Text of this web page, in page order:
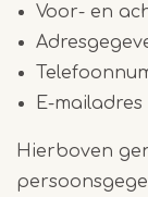
Voor- en
E-mailadres
Hierboven